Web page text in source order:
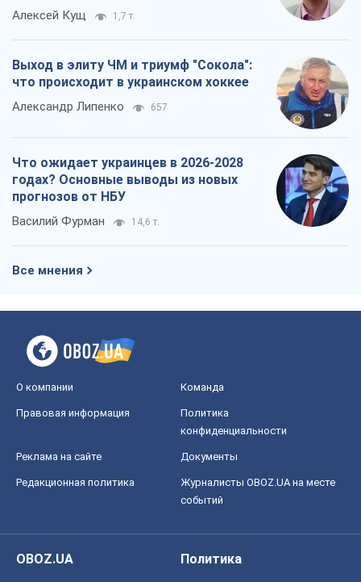
Алексей Кущ 1,7 т.
Выход в элиту ЧМ и триумф "Сокола":
что происходит в украинском хоккее
Александр Липенко 657
Что ожидает украинцев в 2026-2028
годах? Основные выводы из новых
прогнозов от НБУ
Василий Фурман 14,6 т.
Все мнения
О компании Команда
Правовая информация
Политика
конфиденциальности
Реклама на сайте Документы
Редакционная политика
Журналисты OBOZ.UA на месте
событий
OBOZ.UA
Политика